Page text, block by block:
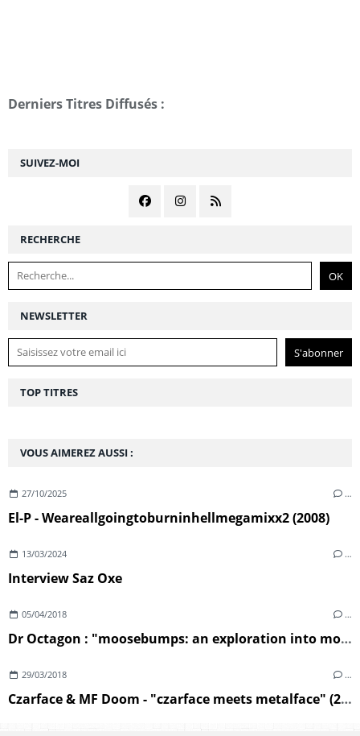
NEWSLETTER
SUIVEZ-MOI
RECHERCHE
VOUS AIMEREZ AUSSI :
27/10/2025 …
El-P - Weareallgoingtoburninhellmegamixx2 (2008)
13/03/2024 …
Interview Saz Oxe
05/04/2018 …
Dr Octagon : "moosebumps: an exploration into modern day horripilation" (2018)
29/03/2018 …
Czarface & MF Doom - "czarface meets metalface" (2018)
Derniers Titres Diffusés :
TOP TITRES